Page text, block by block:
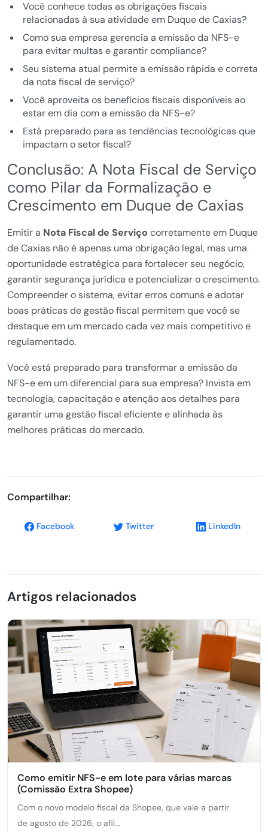
Você conhece todas as obrigações fiscais
relacionadas à sua atividade em Duque de Caxias?
Como sua empresa gerencia a emissão da NFS-e
para evitar multas e garantir compliance?
Seu sistema atual permite a emissão rápida e correta
da nota fiscal de serviço?
Você aproveita os benefícios fiscais disponíveis ao
estar em dia com a emissão da NFS-e?
Está preparado para as tendências tecnológicas que
impactam o setor fiscal?
Conclusão: A Nota Fiscal de Serviço
como Pilar da Formalização e
Crescimento em Duque de Caxias
Emitir a Nota Fiscal de Serviço corretamente em Duque
de Caxias não é apenas uma obrigação legal, mas uma
oportunidade estratégica para fortalecer seu negócio,
garantir segurança jurídica e potencializar o crescimento.
Compreender o sistema, evitar erros comuns e adotar
boas práticas de gestão fiscal permitem que você se
destaque em um mercado cada vez mais competitivo e
regulamentado.
Você está preparado para transformar a emissão da
NFS-e em um diferencial para sua empresa? Invista em
tecnologia, capacitação e atenção aos detalhes para
garantir uma gestão fiscal eficiente e alinhada às
melhores práticas do mercado.
Compartilhar:
Facebook Twitter LinkedIn
Artigos relacionados
Como emitir NFS-e em lote para várias marcas
(Comissão Extra Shopee)
Com o novo modelo fiscal da Shopee, que vale a partir
de agosto de 2026, o afil...